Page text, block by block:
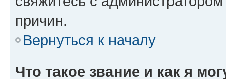
причин.
Вернуться к началу
Что такое звание и как я